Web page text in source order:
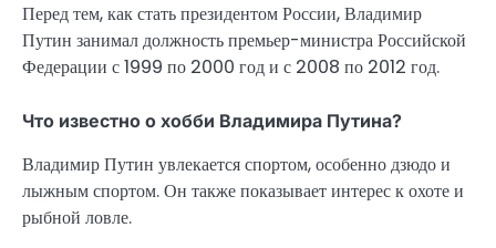
Перед тем, как стать президентом России, Владимир
Путин занимал должность премьер-министра Российской
Федерации с 1999 по 2000 год и с 2008 по 2012 год.
Что известно о хобби Владимира Путина?
Владимир Путин увлекается спортом, особенно дзюдо и
лыжным спортом. Он также показывает интерес к охоте и
рыбной ловле.